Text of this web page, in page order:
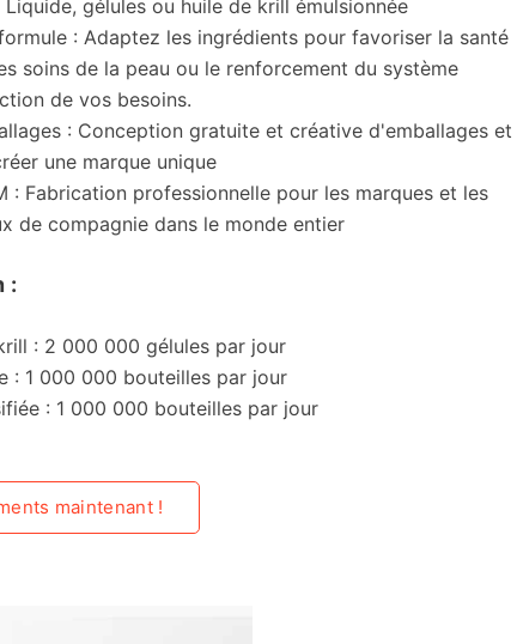
gélules ou huile de krill émulsionnée
: Adaptez les ingrédients pour favoriser la santé
soins de la peau ou le renforcement du système
de vos besoins.
: Conception gratuite et créative d'emballages et
une marque unique
: Fabrication professionnelle pour les marques et les
de compagnie dans le monde entier
:
: 2 000 000 gélules par jour
: 1 000 000 bouteilles par jour
: 1 000 000 bouteilles par jour
maintenant !